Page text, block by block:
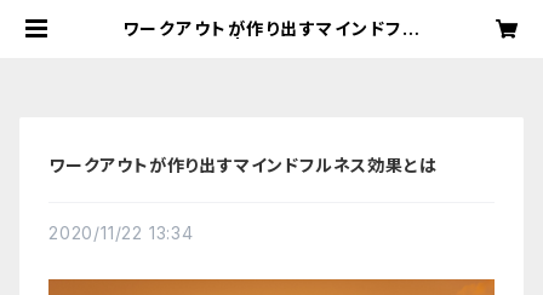
ワークアウトが作り出すマインドフル
ワークアウトが作り出すマインドフルネス効果とは
2020/11/22 13:34